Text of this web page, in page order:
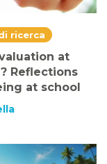
ricerca
at
Reflections
at school